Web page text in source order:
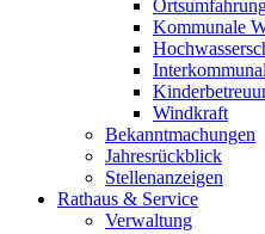
Kommunale
Windkraft
Bekanntmachungen
Jahresrückblick
Stellenanzeigen
Rathaus & Service
Verwaltung